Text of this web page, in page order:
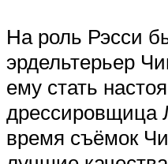
На роль Рэсси
эрдельтерьер
ему стать
дрессировщица
время съёмок